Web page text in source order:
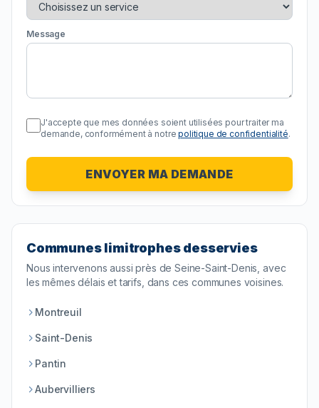
Message
J'accepte que mes données soient utilisées pour traiter ma
demande, conformément à notre politique de confidentialité.
ENVOYER MA DEMANDE
Communes limitrophes desservies
Nous intervenons aussi près deSeine-Saint-Denis , avec
les mêmes délais et tarifs, dans ces communes voisines.
Montreuil
Saint-Denis
Pantin
Aubervilliers